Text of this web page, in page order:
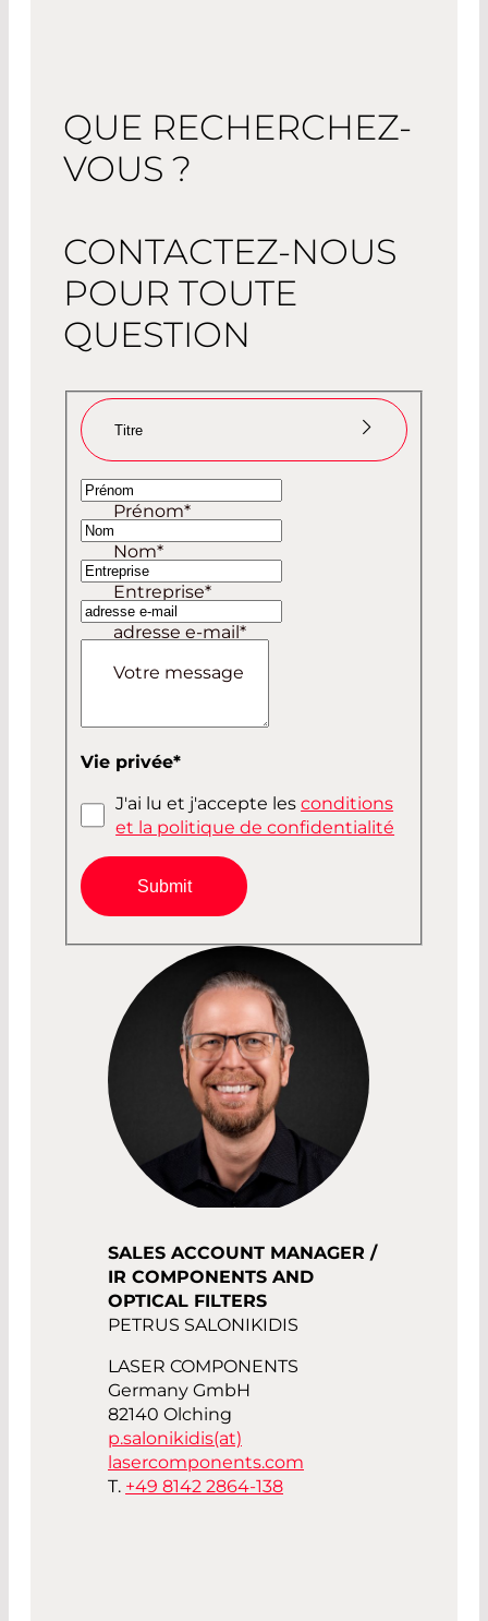
QUE RECHERCHEZ-
VOUS ?
CONTACTEZ-NOUS
POUR TOUTE
QUESTION
SALES ACCOUNT MANAGER /
IR COMPONENTS AND
OPTICAL FILTERS
PETRUS SALONIKIDIS
LASER COMPONENTS
Germany GmbH
82140 Olching
p.salonikidis(at)
lasercomponents.com
T. +49 8142 2864-138
Titre
Madame
Monsieur
Prénom*
Nom*
Entreprise*
adresse e-mail*
Votre message
Vie privée*
J'ai lu et j'accepte lesconditions
et la politique de confidentialité
Submit